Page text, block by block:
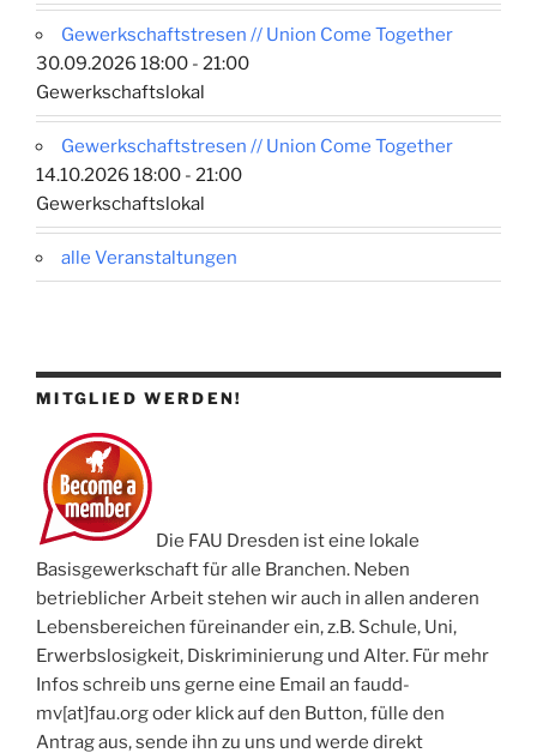
Gewerkschaftstresen // Union Come Together
30.09.2026 18:00 - 21:00
Gewerkschaftslokal
Gewerkschaftstresen // Union Come Together
14.10.2026 18:00 - 21:00
Gewerkschaftslokal
alle Veranstaltungen
MITGLIED WERDEN!
Die FAU Dresden ist eine lokale
Basisgewerkschaft für alle Branchen. Neben
betrieblicher Arbeit stehen wir auch in allen anderen
Lebensbereichen füreinander ein, z.B. Schule, Uni,
Erwerbslosigkeit, Diskriminierung und Alter. Für mehr
Infos schreib uns gerne eine Email an faudd-
mv[at]fau.org oder klick auf den Button, fülle den
Antrag aus, sende ihn zu uns und werde direkt